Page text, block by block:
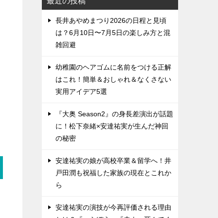
長井あやめまつり2026の日程と見頃
は？6月10日〜7月5日の楽しみ方と混
雑回避
幼稚園のヘアゴムに名前をつける正解
はこれ！簡単＆おしゃれ＆なくさない
実用アイデア5選
『大奥 Season2』の身長差演出が話題
に！松下奈緒×安達祐実が生んだ神回
の秘密
安達祐実の娘が高校卒業＆留学へ！井
戸田潤も祝福した家族の現在とこれか
ら
安達祐実の演技が今再評価される理由